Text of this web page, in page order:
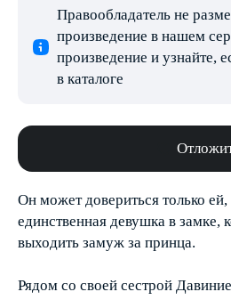
Правообладатель не
произведение в нашем
произведение и узнайте,
в каталоге
Он может довериться только ей,
единственная девушка в замке,
выходить замуж за принца.
Рядом со своей сестрой